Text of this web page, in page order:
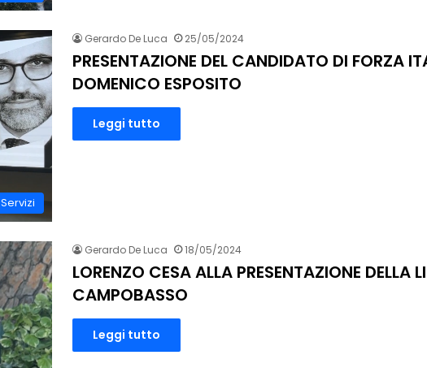
Servizi
Gerardo De Luca 25/05/2024
PRESENTAZIONE DEL CANDIDATO DI FORZA
DOMENICO ESPOSITO
Leggi tutto
Gerardo De Luca 18/05/2024
LORENZO CESA ALLA PRESENTAZIONE DELLA
CAMPOBASSO
Leggi tutto